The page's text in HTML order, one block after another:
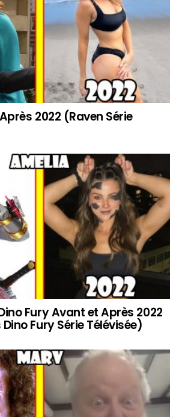
2022 (Raven Série
Fury Avant et Après 2022
Fury Série Télévisée)